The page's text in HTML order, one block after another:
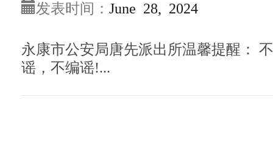
发表时间： June 28, 2024
永康市公安局唐先派出所温馨提醒：
谣，不编谣!...